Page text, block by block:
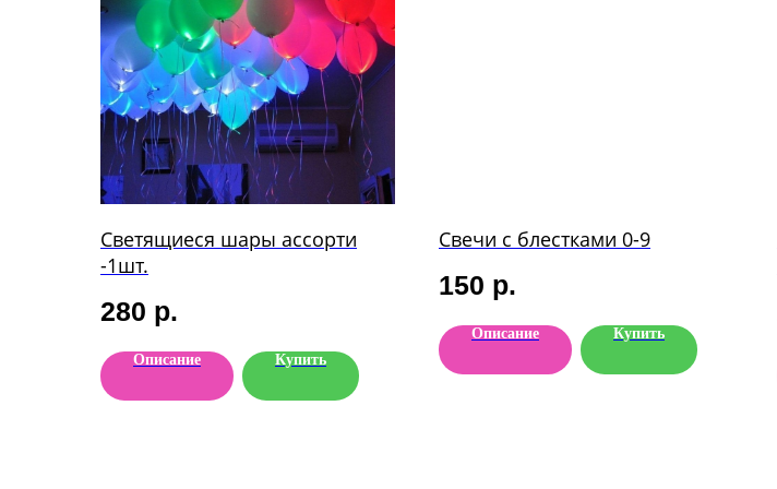
Светящиеся шары ассорти
-1шт.
280 р.
Описание Купить
Свечи с блестками 0-9
150 р.
Описание Купить